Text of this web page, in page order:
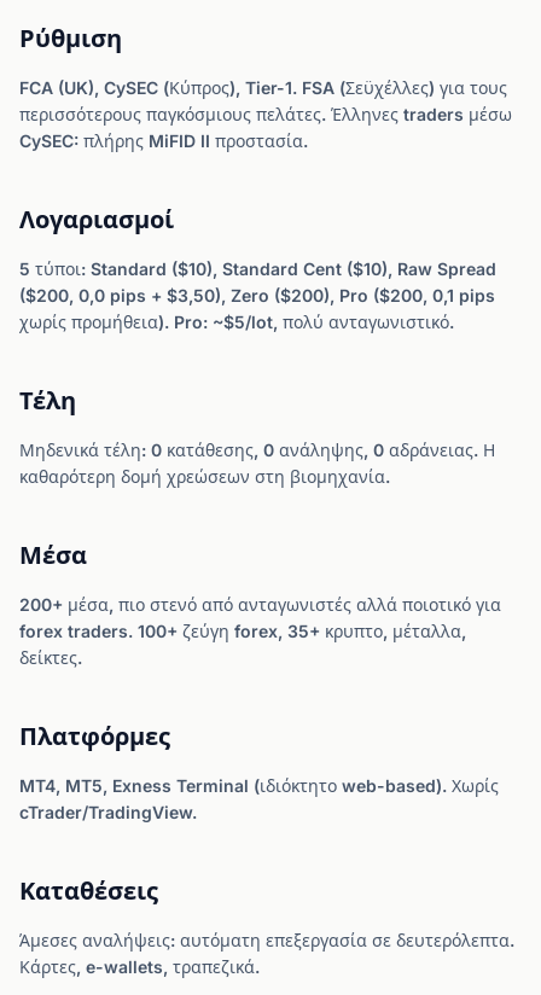
Ρύθμιση
FCA (UK), CySEC (Κύπρος), Tier-1. FSA (Σεϋχέλλες) για τους
περισσότερους παγκόσμιους πελάτες. Έλληνες traders μέσω
CySEC: πλήρης MiFID II προστασία.
Λογαριασμοί
5 τύποι: Standard ($10), Standard Cent ($10), Raw Spread
($200, 0,0 pips + $3,50), Zero ($200), Pro ($200, 0,1 pips
χωρίς προμήθεια). Pro: ~$5/lot, πολύ ανταγωνιστικό.
Τέλη
Μηδενικά τέλη: 0 κατάθεσης, 0 ανάληψης, 0 αδράνειας. Η
καθαρότερη δομή χρεώσεων στη βιομηχανία.
Μέσα
200+ μέσα, πιο στενό από ανταγωνιστές αλλά ποιοτικό για
forex traders. 100+ ζεύγη forex, 35+ κρυπτο, μέταλλα,
δείκτες.
Πλατφόρμες
MT4, MT5, Exness Terminal (ιδιόκτητο web-based). Χωρίς
cTrader/TradingView.
Καταθέσεις
Άμεσες αναλήψεις: αυτόματη επεξεργασία σε δευτερόλεπτα.
Κάρτες, e-wallets, τραπεζικά.